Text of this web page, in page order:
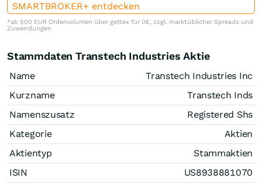
SMARTBROKER+ entdecken
*ab 500 EUR Ordervolumen über gettex für 0€, zzgl. marktüblicher Spreads und
Zuwendungen
Stammdaten Transtech Industries Aktie
Name
Transtech Industries Inc
Kurzname
Transtech Inds
Namenszusatz
Registered Shs
Kategorie
Aktien
Aktientyp
Stammaktien
ISIN
US8938881070